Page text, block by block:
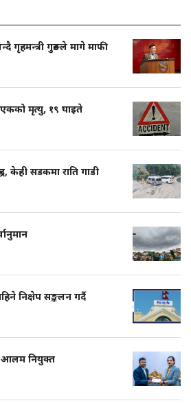
गृहमन्त्री गुरुङले मागे माफी
एकको मृत्यु, १९ घाइते
केही सडकमा राति गाडी
निक्षेप सङ्कलन गर्दै
आलम नियुक्त